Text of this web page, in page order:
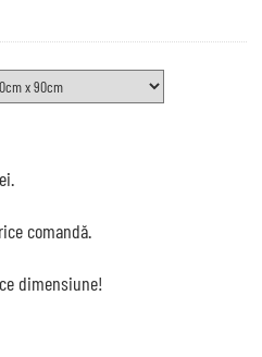
comandă.
dimensiune!